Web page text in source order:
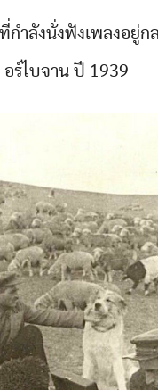
กำลังนั่งฟังเพลงอยู่ก
อร์ไบจาน ปี 1939